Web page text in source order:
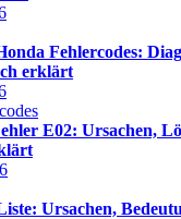
Fehlercodes:
erklärt
E02: Ursachen,
Ursachen,